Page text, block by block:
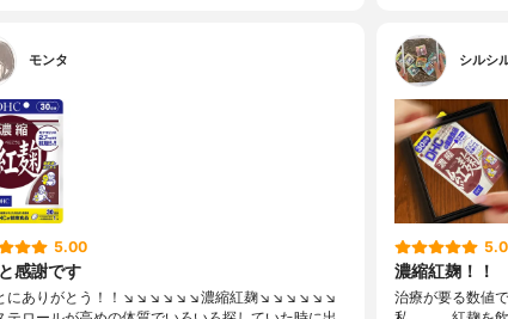
モンタ
5.00
感謝です
にありがとう！！↘️↘️↘️↘️↘️↘️濃縮紅麹↘️↘️↘️↘️↘️↘️
シルシ
濃縮紅麹！！
治療が要る数値